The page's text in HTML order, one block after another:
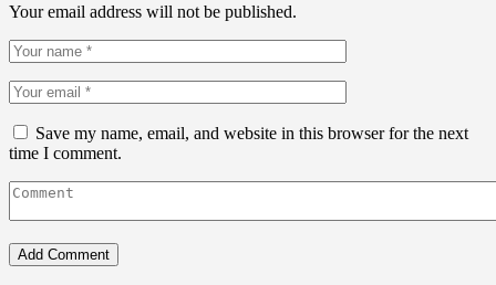
Your email address will not be published.
Save my name, email, and website in this browser for the next
time I comment.